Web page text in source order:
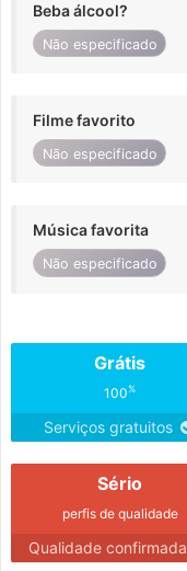
Beba álcool?
Não especificado
Filme favorito
Não especificado
Música favorita
Não especificado
Grátis
100%
Serviços gratuitos
Sério
perfis de qualidade
Qualidade confirmada